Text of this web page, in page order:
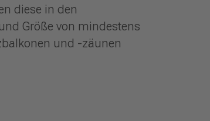
diese in den
Größe von mindestens
und -zäunen